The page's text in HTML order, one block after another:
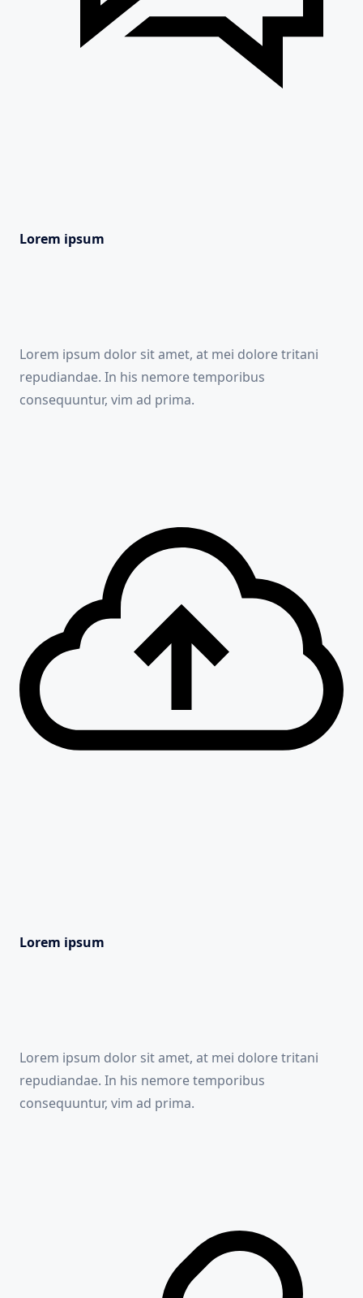
Lorem ipsum
Lorem ipsum dolor sit amet, at mei dolore tritani
repudiandae. In his nemore temporibus
consequuntur, vim ad prima.
Lorem ipsum
Lorem ipsum dolor sit amet, at mei dolore tritani
repudiandae. In his nemore temporibus
consequuntur, vim ad prima.